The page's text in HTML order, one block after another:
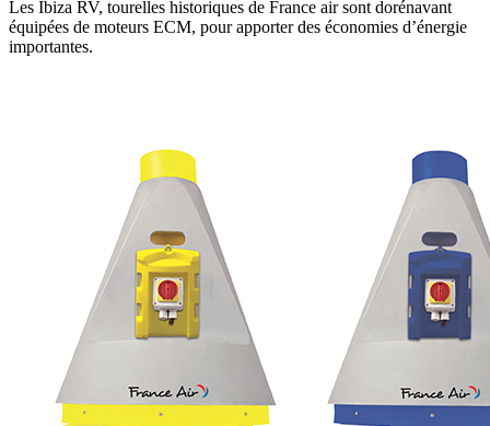
Les Ibiza RV, tourelles historiques de France air sont dorénavant
équipées de moteurs ECM, pour apporter des économies d’énergie
importantes.